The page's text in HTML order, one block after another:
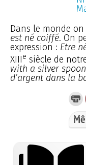
Dans le monde
est né coiffé. On
expression : Etre
XIIIe siècle de
with a silver
d’argent dans la